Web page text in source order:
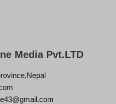
Media Pvt.LTD